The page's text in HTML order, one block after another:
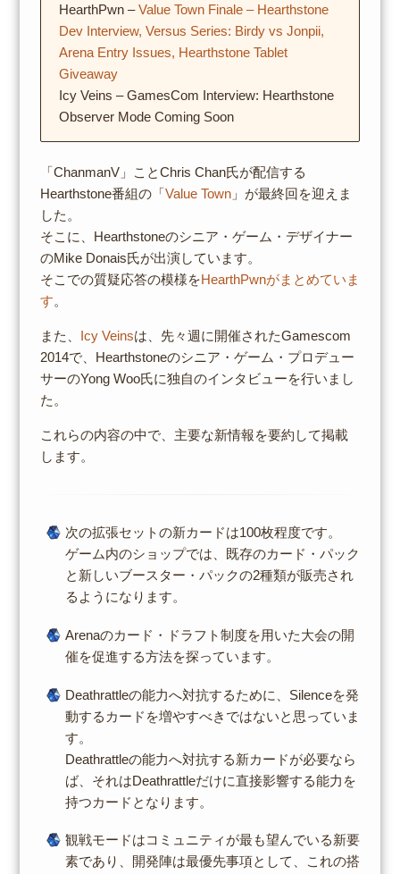
HearthPwn –Value Town Finale – Hearthstone
Dev Interview, Versus Series: Birdy vs Jonpii,
Arena Entry Issues, Hearthstone Tablet
Giveaway
Icy Veins – GamesCom Interview: Hearthstone
Observer Mode Coming Soon
「ChanmanV」ことChris Chan氏が配信する
Hearthstone番組の「Value Town」が最終回を迎えま
した。
そこに、Hearthstoneのシニア・ゲーム・デザイナー
のMike Donais氏が出演しています。
そこでの質疑応答の模様をHearthPwnがまとめていま
す。
また、 Icy Veinsは、先々週に開催されたGamescom
2014で、Hearthstoneのシニア・ゲーム・プロデュー
サーのYong Woo氏に独自のインタビューを行いまし
た。
これらの内容の中で、主要な新情報を要約して掲載
します。
次の拡張セットの新カードは100枚程度です。
ゲーム内のショップでは、既存のカード・パック
と新しいブースター・パックの2種類が販売され
るようになります。
Arenaのカード・ドラフト制度を用いた大会の開
催を促進する方法を探っています。
Deathrattleの能力へ対抗するために、Silenceを発
動するカードを増やすべきではないと思っていま
す。
Deathrattleの能力へ対抗する新カードが必要なら
ば、それはDeathrattleだけに直接影響する能力を
持つカードとなります。
観戦モードはコミュニティが最も望んでいる新要
素であり、開発陣は最優先事項として、これの搭